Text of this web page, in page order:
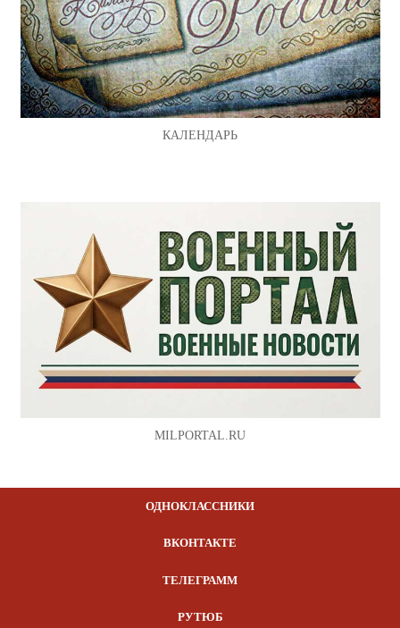
КАЛЕНДАРЬ
MILPORTAL.RU
ОДНОКЛАССНИКИ
ВКОНТАКТЕ
ТЕЛЕГРАММ
РУТЮБ